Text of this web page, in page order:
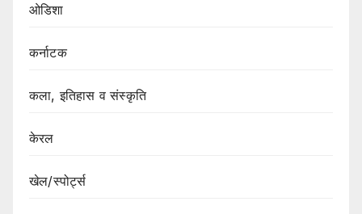
ओडिशा
कर्नाटक
कला, इतिहास व संस्कृति
केरल
खेल/स्पोर्ट्स